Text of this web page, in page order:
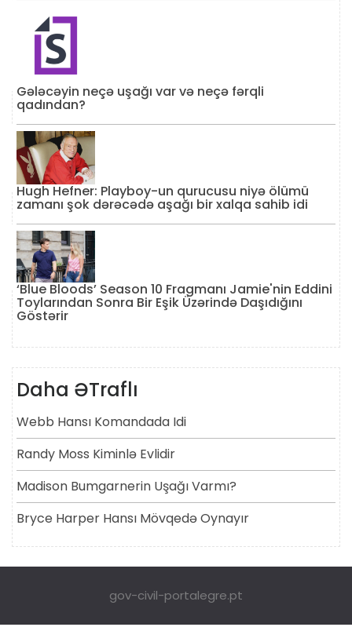
Gələcəyin neçə uşağı var və neçə fərqli
qadından?
Hugh Hefner: Playboy-un qurucusu niyə ölümü
zamanı şok dərəcədə aşağı bir xalqa sahib idi
‘Blue Bloods’ Season 10 Fragmanı Jamie'nin Eddini
Toylarından Sonra Bir Eşik Üzərində Daşıdığını
Göstərir
Daha ƏTraflı
Webb Hansı Komandada Idi
Randy Moss Kiminlə Evlidir
Madison Bumgarnerin Uşağı Varmı?
Bryce Harper Hansı Mövqedə Oynayır
gov-civil-portalegre.pt